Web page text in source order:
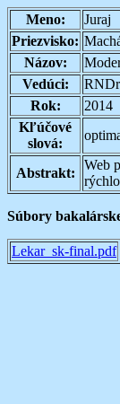
Meno:
Juraj
Priezvisko:
Názov:
Vedúci:
Rok:
2014
Kľúčové
slová:
Abstrakt:
Web
Súbory
Lekar_sk-final.pdf